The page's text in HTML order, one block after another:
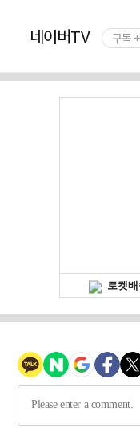
네이버TV 구독 +